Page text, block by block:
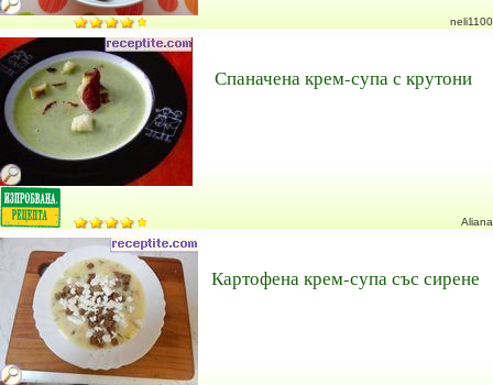
neli1100
Спаначена крем-супа с крутони
Aliana
Картофена крем-супа със сирене